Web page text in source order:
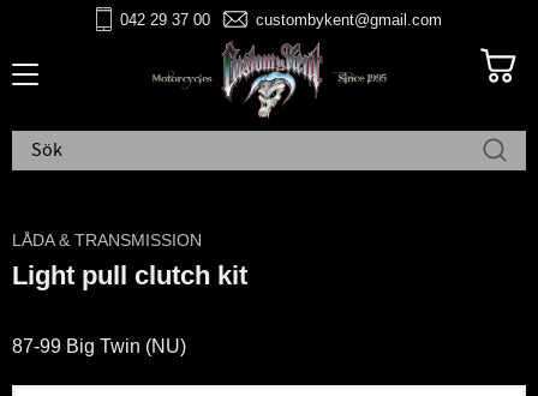
042 29 37 00 custombykent@gmail.com
LÅDA & TRANSMISSION
Light pull clutch kit
87-99 Big Twin (NU)